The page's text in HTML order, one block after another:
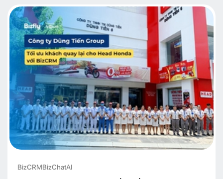
BizCRMBizChatAI